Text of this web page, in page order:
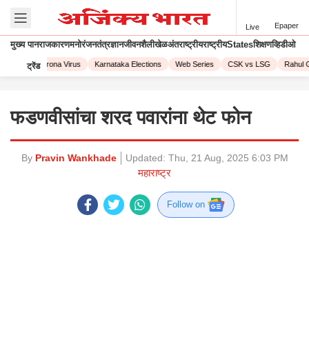
Live Epaper
मुख्य पानराजकारणमनोरंजनतंत्रज्ञानजीवनशैलीखेळअंतराष्ट्रीयराष्ट्रीयStatesशिक्षणव्हिडीओ
ट्रेंडCorona Virus Karnataka Elections Web Series CSK vs LSG Rahul
फडणवीसांचा शरद पवारांना थेट फोन
By Pravin Wankhade Updated: Thu, 21 Aug, 2025 6:03 PM
महाराष्ट्र
Follow on